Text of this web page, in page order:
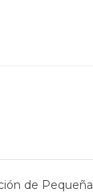
de